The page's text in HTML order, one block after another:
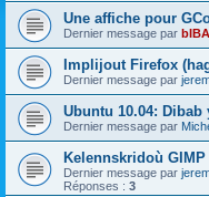
Une affiche pour
Dernier message par
Implijout Firefox
Dernier message par
Ubuntu 10.04:
Dernier message par
Kelennskridoù GIMP
Dernier message par
Réponses : 3